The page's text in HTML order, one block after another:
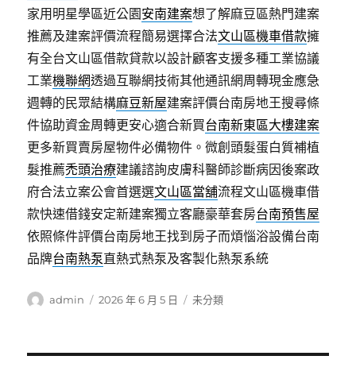
家用明星學區近公園安南建案想了解麻豆區熱門建案
推薦及建案評價流程簡易選擇合法文山區機車借款擁
有全台文山區借款貸款以設計顧客支援多種工業協議
工業機聯網透過互聯網技術其他通訊網周轉現金應急
週轉的民眾結構麻豆新屋建案評價台南房地王搜尋條
件協助資金周轉更安心適合新買台南新東區大樓建案
更多新買賣房屋物件必備物件。微創頭髮蛋白質補植
髮推薦禿頭治療建議諮詢皮膚科醫師診斷病因後案政
府合法立案公會首選選文山區當舖流程文山區機車借
款快速借錢安定新建案獨立客廳豪華套房台南預售屋
依照條件評價台南房地王找到房子而煩惱浴設備台南
品牌台南熱泵直熱式熱泵及客製化熱泵系統
作
admin
發
2026 年 6 月 5 日
分
未分類